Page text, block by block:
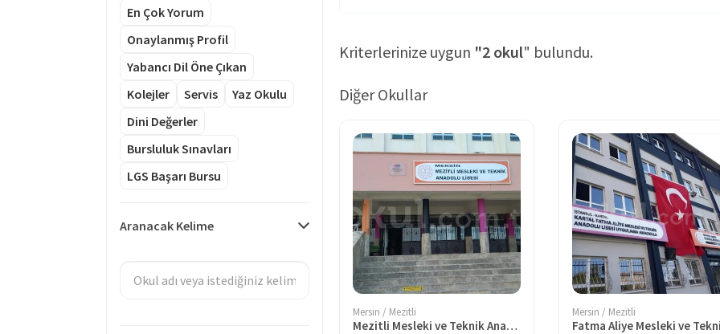
En Çok Yorum
Onaylanmış Profil
Yabancı Dil Öne Çıkan
Kolejler
Servis
Yaz Okulu
Dini Değerler
Bursluluk Sınavları
LGS Başarı Bursu
Aranacak Kelime
Kriterlerinize uygun "2 okul" bulundu.
Diğer Okullar
Mersin / Mezitli
Mezitli Mesleki ve Teknik Anadolu Lisesi
Mersin / Mezitli